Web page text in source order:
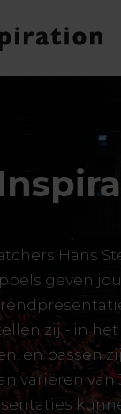
Hans
geven
zij - in
en passen
variëren van